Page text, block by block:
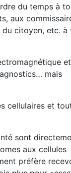
du temps à
aux
du citoyen, etc.
mais
cellulaires et
sont
aux cellules
préfère